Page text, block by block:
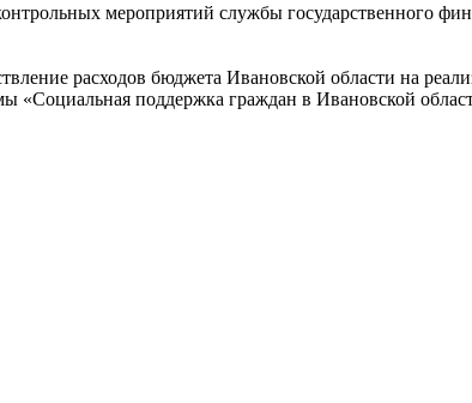
мероприятий службы государственного
расходов бюджета Ивановской области на
«Социальная поддержка граждан в Ивановской